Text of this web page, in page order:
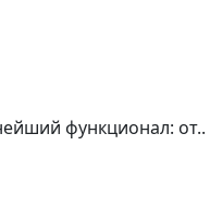
функционал: от..